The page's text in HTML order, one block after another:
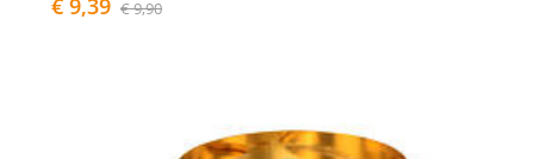
€ 9,39 € 9,90